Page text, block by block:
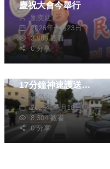
慶祝大會今舉行
劉奕廷
2026年一月23日
3,983 觀看
0 分享
社會 生活
綜合
學測首日考生出車禍
17分鐘神速護送助
圓夢蘇榮泉
2025年一月18日
8,304 觀看
0 分享